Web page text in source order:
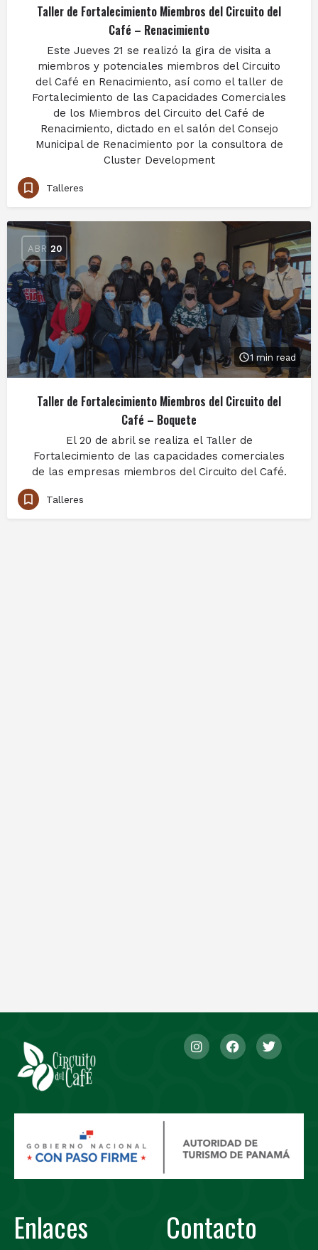
Taller de Fortalecimiento Miembros del Circuito del
Café – Renacimiento
Este Jueves 21 se realizó la gira de visita a
miembros y potenciales miembros del Circuito
del Café en Renacimiento, así como el taller de
Fortalecimiento de las Capacidades Comerciales
de los Miembros del Circuito del Café de
Renacimiento, dictado en el salón del Consejo
Municipal de Renacimiento por la consultora de
Cluster Development
Talleres
ABR 20
1 min read
Taller de Fortalecimiento Miembros del Circuito del
Café – Boquete
El 20 de abril se realiza el Taller de
Fortalecimiento de las capacidades comerciales
de las empresas miembros del Circuito del Café.
Talleres
Enlaces Contacto